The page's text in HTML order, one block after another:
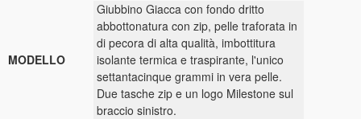
MODELLO
Giubbino Giacca con fondo dritto
abbottonatura con zip, pelle traforata in
di pecora di alta qualità, imbottitura
isolante termica e traspirante, l'unico
settantacinque grammi in vera pelle.
Due tasche zip e un logo Milestone sul
braccio sinistro.